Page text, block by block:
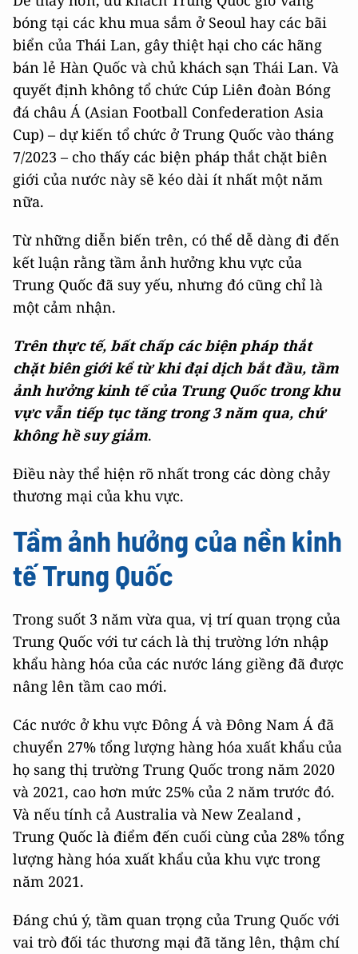
bóng tại các khu mua sắm ở Seoul hay các bãi
biển của Thái Lan, gây thiệt hại cho các hãng
bán lẻ Hàn Quốc và chủ khách sạn Thái Lan. Và
quyết định không tổ chức Cúp Liên đoàn Bóng
đá châu Á (Asian Football Confederation Asia
Cup) – dự kiến tổ chức ở Trung Quốc vào tháng
7/2023 – cho thấy các biện pháp thắt chặt biên
giới của nước này sẽ kéo dài ít nhất một năm
nữa.
Từ những diễn biến trên, có thể dễ dàng đi đến
kết luận rằng tầm ảnh hưởng khu vực của
Trung Quốc đã suy yếu, nhưng đó cũng chỉ là
một cảm nhận.
Trên thực tế, bất chấp các biện pháp thắt
chặt biên giới kể từ khi đại dịch bắt đầu, tầm
ảnh hưởng kinh tế của Trung Quốc trong khu
vực vẫn tiếp tục tăng trong 3 năm qua, chứ
không hề suy giảm.
Điều này thể hiện rõ nhất trong các dòng chảy
thương mại của khu vực.
Tầm ảnh hưởng của nền kinh
tế Trung Quốc
Trong suốt 3 năm vừa qua, vị trí quan trọng của
Trung Quốc với tư cách là thị trường lớn nhập
khẩu hàng hóa của các nước láng giềng đã được
nâng lên tầm cao mới.
Các nước ở khu vực Đông Á và Đông Nam Á đã
chuyển 27% tổng lượng hàng hóa xuất khẩu của
họ sang thị trường Trung Quốc trong năm 2020
và 2021, cao hơn mức 25% của 2 năm trước đó.
Và nếu tính cả Australia và New Zealand ,
Trung Quốc là điểm đến cuối cùng của 28% tổng
lượng hàng hóa xuất khẩu của khu vực trong
năm 2021.
Đáng chú ý, tầm quan trọng của Trung Quốc với
vai trò đối tác thương mại đã tăng lên, thậm chí